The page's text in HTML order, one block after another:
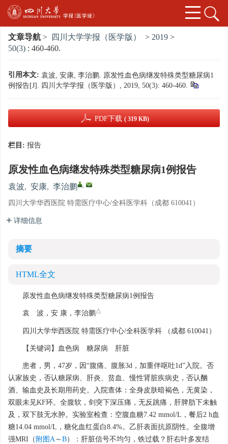
文章导航 > 四川大学学报（医学版） > 2019 >
50(3) : 460-460.
引用本文: 袁波, 安康, 李治鹏. 原发性血色病继发特殊类型糖尿病1
例报告[J]. 四川大学学报（医学版）, 2019, 50(3): 460-460.
PDF下载 ( 319 KB)
栏目: 报告
原发性血色病继发特殊类型糖尿病1例报告
袁波, 安康, 李治鹏 ,
四川大学华西医院 特需医疗中心/全科医学科（成都 610041）
详细信息
摘要
HTML全文
原发性血色病继发特殊类型糖尿病1例报告
袁 波，安 康，李治鹏△
四川大学华西医院 特需医疗中心/全科医学科 （成都 610041）
【关键词】血色病 糖尿病 肝脏
患者，男，47岁，因“腹痛、腹胀3d，加重伴呕吐1d”入院。否
认家族史，否认糖尿病、肝炎、贫血、慢性肾脏疾病史，否认酗
酒、输血史及长期用药史。入院查体：全身皮肤暗褐色，无黄染，
双眼未见KF环。全腹软，剑突下深压痛，无反跳痛，肝脾肋下未触
及，双下肢无水肿。实验室检查：空腹血糖7.42 mmol/L，餐后2 h血
糖14.04 mmol/L，糖化血红蛋白8.4%。乙肝表面抗原阴性。全腹增
强MRI（ 附图A～B）：肝脏信号不均匀，铁过载？肝右叶多发结